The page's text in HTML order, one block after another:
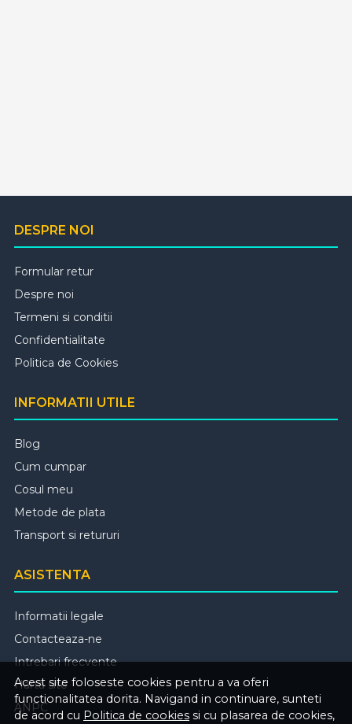
Acest site foloseste cookies pentru a va oferi
functionalitatea dorita. Navigand in continuare, sunteti
de acord cu Politica de cookies si cu plasarea de cookies,
DESPRE NOI
Formular retur
Despre noi
Termeni si conditii
Confidentialitate
Politica de Cookies
INFORMATII UTILE
Blog
Cum cumpar
Cosul meu
Metode de plata
Transport si retururi
ASISTENTA
Informatii legale
Contacteaza-ne
Intrebari frecvente
Harta site
ANPC